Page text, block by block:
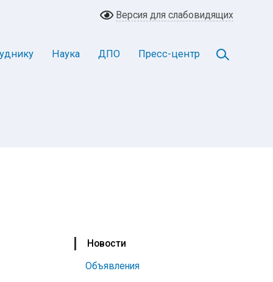
Версия для слабовидящих
Наука ДПО Пресс-центр
Новости
Объявления